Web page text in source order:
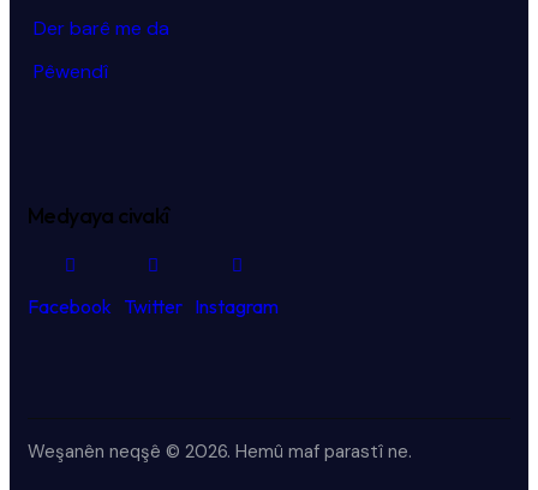
Der barê me da
Pêwendî
Medyaya civakî
Facebook Twitter Instagram
Weşanên neqşê © 2026. Hemû maf parastî ne.